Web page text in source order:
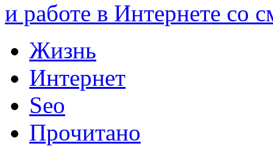
и работе в Интернете со
Жизнь
Интернет
Seo
Прочитано